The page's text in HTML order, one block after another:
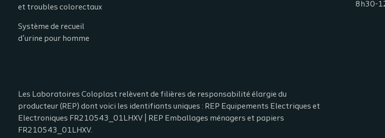
et troubles colorectaux
Système de recueil
d’urine pour homme
8h30-
Les Laboratoires Coloplast relèvent de filières de responsabilité élargie du
producteur (REP) dont voici les identifiants uniques : REP Equipements Electriques et
Electroniques FR210543_01LHXV | REP Emballages ménagers et papiers
FR210543_01LHXV.